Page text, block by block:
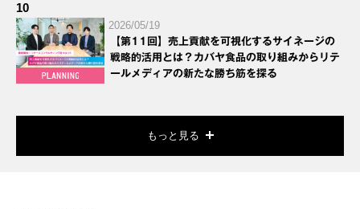
10
2026/05/19
【第11回】売上貢献を可視化するサイネージの
戦略的活用とは？カバヤ食品の取り組みからリテ
ールメディアの新たな勝ち筋を探る
もっと見る